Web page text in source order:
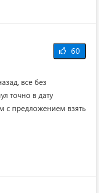
60
все без
точно в дату
с предложением взять